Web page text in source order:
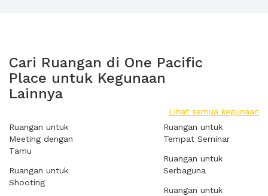
Cari Ruangan di One Pacific
Place untuk Kegunaan
Lainnya
Lihat semua kegunaan
Ruangan untuk
Meeting dengan
Tamu
Ruangan untuk
Shooting
Ruangan untuk
Tempat Seminar
Ruangan untuk
Serbaguna
Ruangan untuk